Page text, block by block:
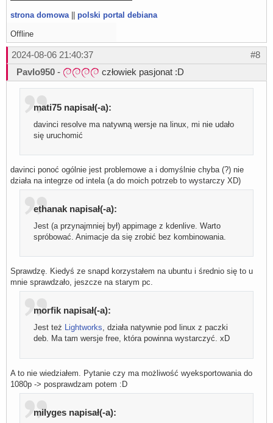
strona domowa polski portal debiana
Offline
#8
2024-08-06 21:40:37
Pavlo950 - człowiek pasjonat :D
mati75 napisał(-a):
davinci resolve ma natywną wersje na linux, mi nie udało
się uruchomić
davinci ponoć ogólnie jest problemowe a i domyślnie chyba (?) nie
działa na integrze od intela (a do moich potrzeb to wystarczy XD)
ethanak napisał(-a):
Jest (a przynajmniej był) appimage z kdenlive. Warto
spróbować. Animacje da się zrobić bez kombinowania.
Sprawdzę. Kiedyś ze snapd korzystałem na ubuntu i średnio się to u
mnie sprawdzało, jeszcze na starym pc.
morfik napisał(-a):
Jest też Lightworks, działa natywnie pod linux z paczki
deb. Ma tam wersje free, która powinna wystarczyć. xD
A to nie wiedziałem. Pytanie czy ma możliwość wyeksportowania do
1080p -> posprawdzam potem :D
milyges napisał(-a):